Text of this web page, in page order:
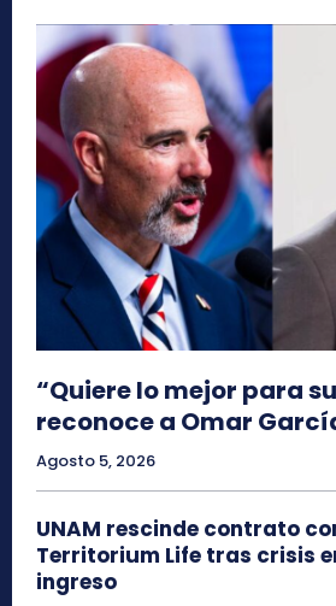
“Quiere lo mejor para
reconoce a Omar
Agosto 5, 2026
UNAM rescinde contrato
Territorium Life tras crisis
ingreso